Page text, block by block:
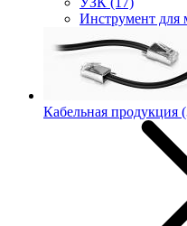
Инструмент
Кабельная продукция